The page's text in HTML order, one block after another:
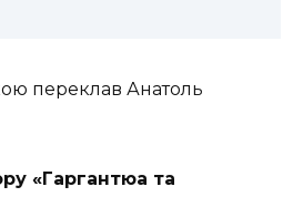
переклав Анатоль
«Гаргантюа та